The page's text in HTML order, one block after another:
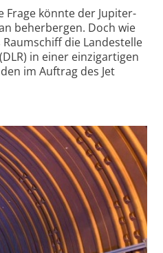
Frage könnte der Jupiter-
beherbergen. Doch wie
die Landestelle
in einer einzigartigen
im Auftrag des Jet